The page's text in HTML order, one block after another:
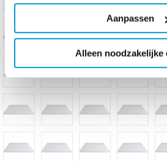
Aanpassen
Alleen noodzakelijke